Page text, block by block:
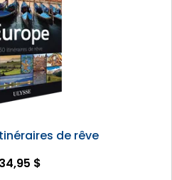
de rêve
34,95 $